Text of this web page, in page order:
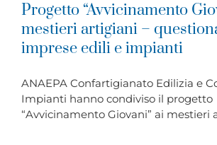
Progetto “Avvicinamento
mestieri artigiani –
imprese edili e impianti
ANAEPA Confartigianato Edilizia e
Impianti hanno condiviso il progetto
“Avvicinamento Giovani” ai mestieri